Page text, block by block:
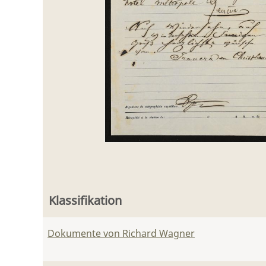
Klassifikation
Dokumente von Richard Wagner